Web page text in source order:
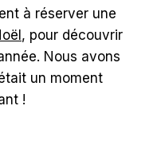
à réserver une
, pour découvrir
Nous avons
un moment
!